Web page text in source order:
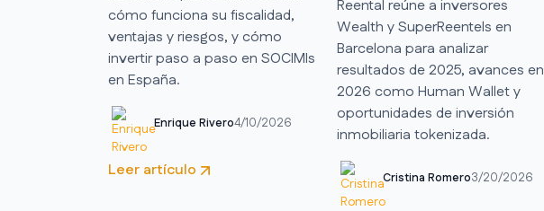
cómo funciona su fiscalidad,
ventajas y riesgos, y cómo
invertir paso a paso en SOCIMIs
en España.
Enrique Rivero4/10/2026
Leer artículo
Reental reúne a inversores
Wealth y SuperReentels en
Barcelona para analizar
resultados de 2025, avances en
2026 como Human Wallet y
oportunidades de inversión
inmobiliaria tokenizada.
Cristina Romero3/20/2026